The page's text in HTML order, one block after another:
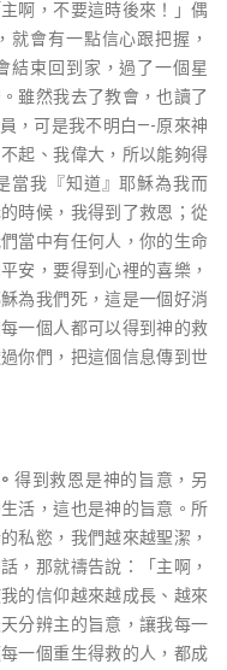
啊，不要這時後來！」偶
就會有一點信心跟把握，
結束回到家，過了一個星
雖然我去了教會，也讀了
，可是我不明白—-原來神
起、我偉大，所以能夠得
當我『知道』耶穌為我而
時候，我得到了救恩；從
當中有任何人，你的生命
安，要得到心裡的喜樂，
為我們死，這是一個好消
一個人都可以得到神的救
你們，把這個信息傳到世
得到救恩是神的旨意，另
活，這也是神的旨意。所
私慾，我們越來越聖潔，
，那就禱告說：「主啊，
的信仰越來越成長、越來
分辨主的旨意，讓我每一
一個重生得救的人，都成